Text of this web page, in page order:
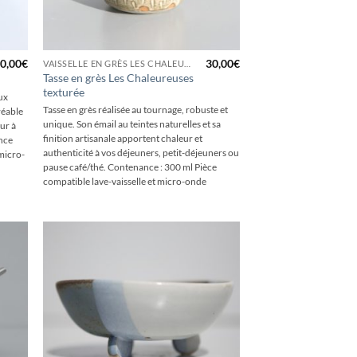
€
à
Tasse en grès Les Chaleureuses
texturée
30,00€
Tasse en grès réalisée au tournage, robuste et
unique. Son émail au teintes naturelles et sa
finition artisanale apportent chaleur et
authenticité à vos déjeuners, petit-déjeuners ou
pause café/thé. Contenance : 300 ml Pièce
compatible lave-vaisselle et micro-onde